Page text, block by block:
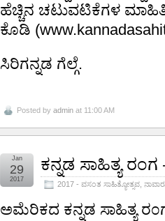
ಹೆಚ್ಚಿನ ಚಟುವಟಿಕೆಗಳ
ಕೊಡಿ
ಸಿರಿಗನ್ನಡ ಗೆಲ್ಗೆ.
Posted by admin at 11:00 AM
ಕನ್ನಡ ಸಾಹಿತ್ಯ
2017 - ವಸಂತ ಸಾಹಿತ್ಯೋತ್ಸವ
Jan
29
2017
ಅಮೆರಿಕದ ಕನ್ನಡ ಸಾಹಿತ್ಯ